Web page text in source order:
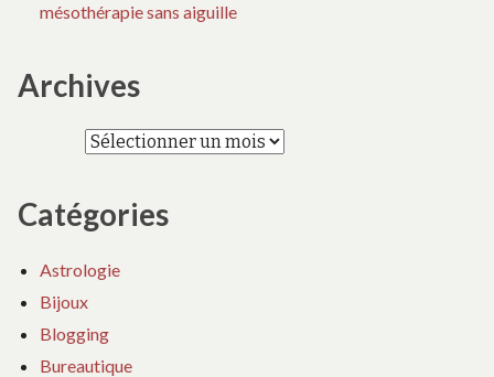
mésothérapie sans aiguille
Archives
Catégories
Astrologie
Bijoux
Blogging
Bureautique